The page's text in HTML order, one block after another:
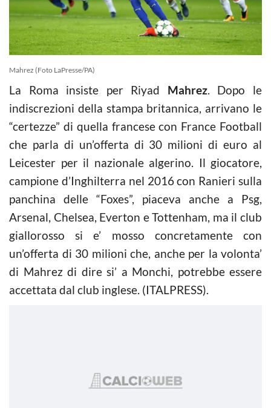
Mahrez (Foto LaPresse/PA)
La Roma insiste per Riyad Mahrez. Dopo le
indiscrezioni della stampa britannica, arrivano le
“certezze” di quella francese con France Football
che parla di un’offerta di 30 milioni di euro al
Leicester per il nazionale algerino. Il giocatore,
campione d’Inghilterra nel 2016 con Ranieri sulla
panchina delle “Foxes”, piaceva anche a Psg,
Arsenal, Chelsea, Everton e Tottenham, ma il club
giallorosso si e’ mosso concretamente con
un’offerta di 30 milioni che, anche per la volonta’
di Mahrez di dire si’ a Monchi, potrebbe essere
accettata dal club inglese. (ITALPRESS).